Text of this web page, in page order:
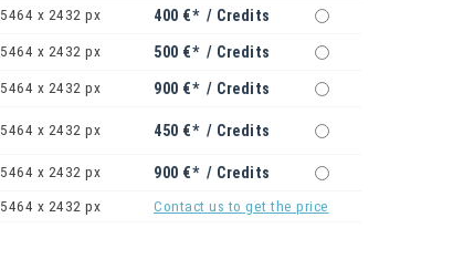
5464 x 2432 px 400 €* / Credits
5464 x 2432 px 500 €* / Credits
5464 x 2432 px 900 €* / Credits
5464 x 2432 px 450 €* / Credits
5464 x 2432 px 900 €* / Credits
5464 x 2432 px Contact us to get the price